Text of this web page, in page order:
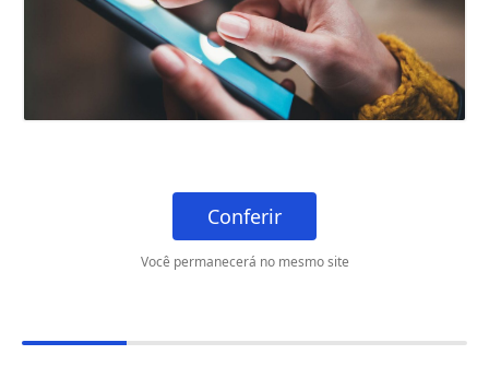
Conferir
Você permanecerá no mesmo site